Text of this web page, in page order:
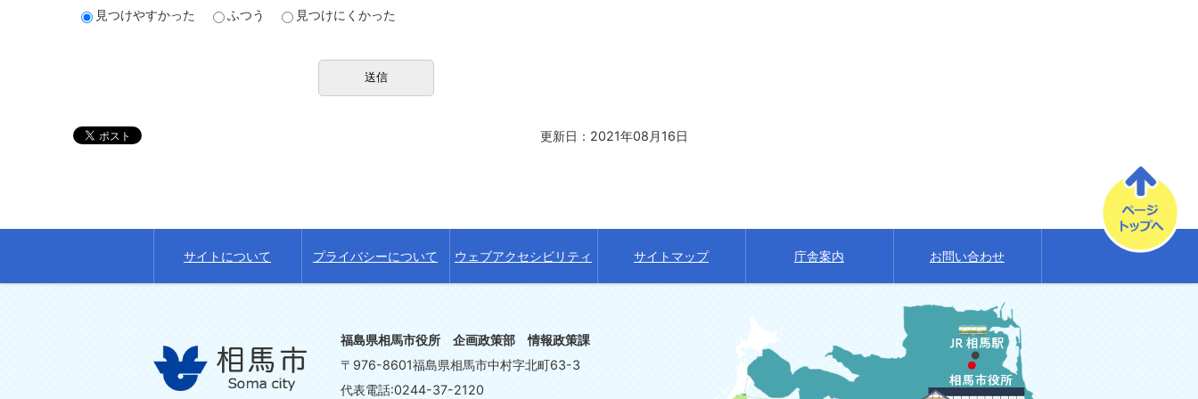
見つけやすかった
ふつう 見つけにくかった
更新日：2021年08月16日
サイトについて プライバシーについて ウェブアクセシビリティ サイトマップ 庁舎案内 お問い合わせ
福島県相馬市役所 企画政策部 情報政策課
〒976-8601福島県相馬市中村字北町63-3
代表電話:0244-37-2120